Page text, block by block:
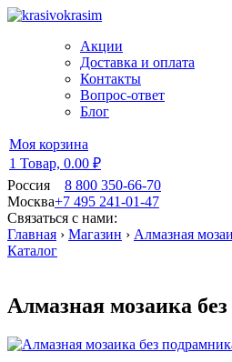
Акции
Доставка и оплата
Контакты
Вопрос-ответ
Блог
Моя корзина
1 Товар, 0.00 ₽
Россия
8 800 350-66-70
Москва+7 495 241-01-47
Связаться с нами:
Главная › Магазин › Алмазная
Каталог
Алмазная мозаика